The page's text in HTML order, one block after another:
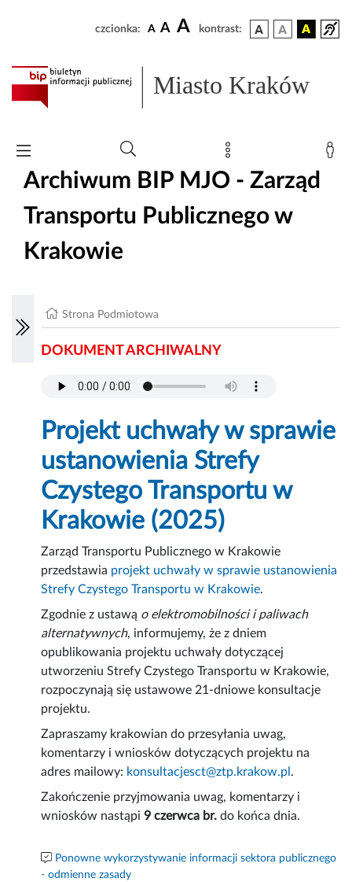
czcionka: A A A kontrast:
Miasto Kraków
Archiwum BIP MJO - Zarząd
Transportu Publicznego w
Krakowie
Strona Podmiotowa
DOKUMENT ARCHIWALNY
Projekt uchwały w sprawie
ustanowienia Strefy
Czystego Transportu w
Krakowie (2025)
Zarząd Transportu Publicznego w Krakowie
przedstawia projekt uchwały w sprawie ustanowienia
Strefy Czystego Transportu w Krakowie.
Zgodnie z ustawą o elektromobilności i paliwach
alternatywnych, informujemy, że z dniem
opublikowania projektu uchwały dotyczącej
utworzeniu Strefy Czystego Transportu w Krakowie,
rozpoczynają się ustawowe 21-dniowe konsultacje
projektu.
Zapraszamy krakowian do przesyłania uwag,
komentarzy i wniosków dotyczących projektu na
adres mailowy: konsultacjesct@ztp.krakow.pl .
Zakończenie przyjmowania uwag, komentarzy i
wniosków nastąpi9 czerwca br. do końca dnia.
Ponowne wykorzystywanie informacji sektora publicznego
- odmienne zasady